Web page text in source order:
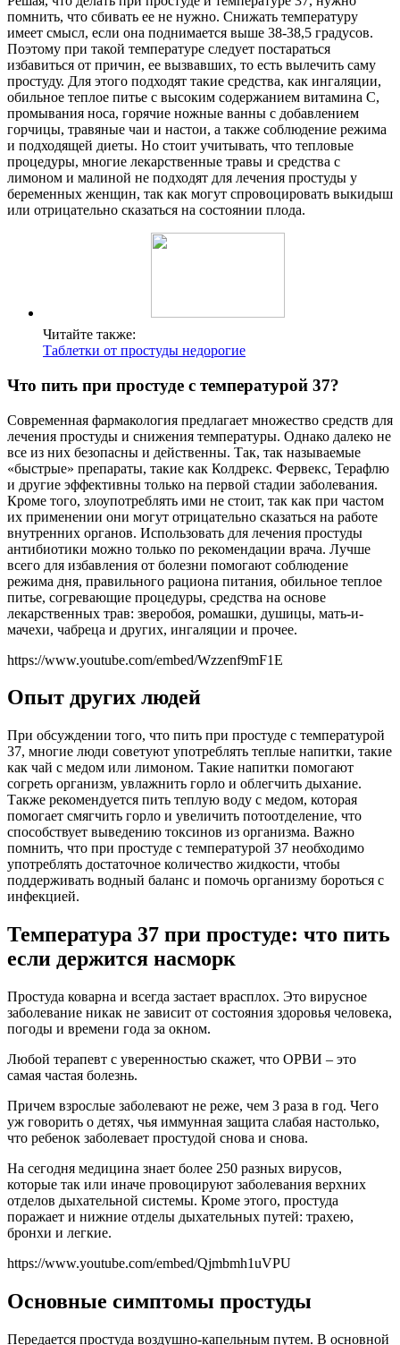
помнить, что сбивать ее не нужно. Снижать температуру
имеет смысл, если она поднимается выше 38-38,5 градусов.
Поэтому при такой температуре следует постараться
избавиться от причин, ее вызвавших, то есть вылечить саму
простуду. Для этого подходят такие средства, как ингаляции,
обильное теплое питье с высоким содержанием витамина С,
промывания носа, горячие ножные ванны с добавлением
горчицы, травяные чаи и настои, а также соблюдение режима
и подходящей диеты. Но стоит учитывать, что тепловые
процедуры, многие лекарственные травы и средства с
лимоном и малиной не подходят для лечения простуды у
беременных женщин, так как могут спровоцировать выкидыш
или отрицательно сказаться на состоянии плода.
Читайте также:
Таблетки от простуды недорогие
Что пить при простуде с температурой 37?
Современная фармакология предлагает множество средств для
лечения простуды и снижения температуры. Однако далеко не
все из них безопасны и действенны. Так, так называемые
«быстрые» препараты, такие как Колдрекс. Фервекс, Терафлю
и другие эффективны только на первой стадии заболевания.
Кроме того, злоупотреблять ими не стоит, так как при частом
их применении они могут отрицательно сказаться на работе
внутренних органов. Использовать для лечения простуды
антибиотики можно только по рекомендации врача. Лучше
всего для избавления от болезни помогают соблюдение
режима дня, правильного рациона питания, обильное теплое
питье, согревающие процедуры, средства на основе
лекарственных трав: зверобоя, ромашки, душицы, мать-и-
мачехи, чабреца и других, ингаляции и прочее.
https://www.youtube.com/embed/Wzzenf9mF1E
Опыт других людей
При обсуждении того, что пить при простуде с температурой
37, многие люди советуют употреблять теплые напитки, такие
как чай с медом или лимоном. Такие напитки помогают
согреть организм, увлажнить горло и облегчить дыхание.
Также рекомендуется пить теплую воду с медом, которая
помогает смягчить горло и увеличить потоотделение, что
способствует выведению токсинов из организма. Важно
помнить, что при простуде с температурой 37 необходимо
употреблять достаточное количество жидкости, чтобы
поддерживать водный баланс и помочь организму бороться с
инфекцией.
Температура 37 при простуде: что пить
если держится насморк
Простуда коварна и всегда застает врасплох. Это вирусное
заболевание никак не зависит от состояния здоровья человека,
погоды и времени года за окном.
Любой терапевт с уверенностью скажет, что ОРВИ – это
самая частая болезнь.
Причем взрослые заболевают не реже, чем 3 раза в год. Чего
уж говорить о детях, чья иммунная защита слабая настолько,
что ребенок заболевает простудой снова и снова.
На сегодня медицина знает более 250 разных вирусов,
которые так или иначе провоцируют заболевания верхних
отделов дыхательной системы. Кроме этого, простуда
поражает и нижние отделы дыхательных путей: трахею,
бронхи и легкие.
https://www.youtube.com/embed/Qjmbmh1uVPU
Основные симптомы простуды
Передается простуда воздушно-капельным путем. В основной